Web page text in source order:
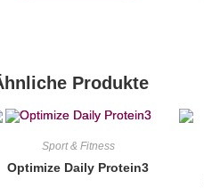
Produkte
Sport & Fitness
Optimize Daily Protein3